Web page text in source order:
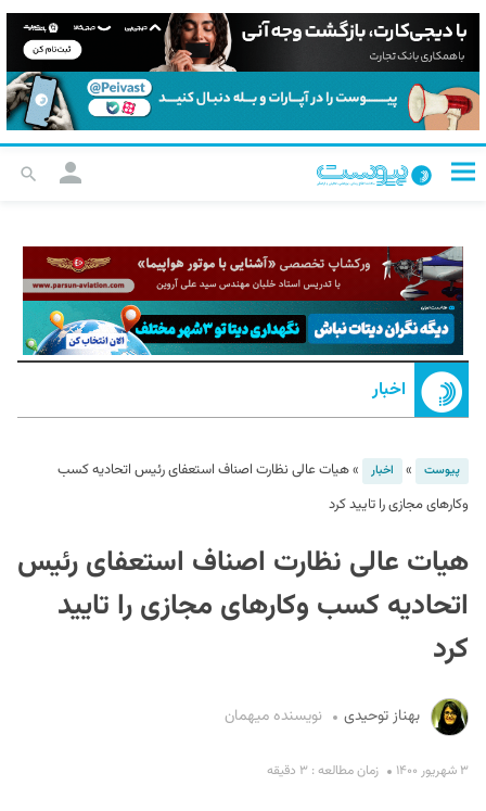
اخبار
پیوست » اخبار »هیات عالی نظارت اصناف استعفای رئیس اتحادیه کسب
وکارهای مجازی را تایید کرد
هیات عالی نظارت اصناف استعفای رئیس
اتحادیه کسب وکارهای مجازی را تایید
کرد
بهناز توحیدی نویسنده میهمان
۳ شهریور ۱۴۰۰ زمان مطالعه : ۳ دقیقه